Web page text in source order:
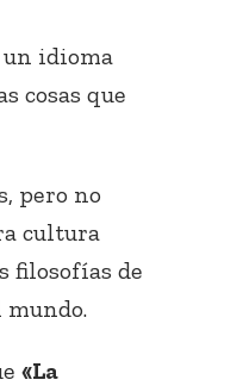
idioma
cosas que
pero no
cultura
filosofías de
«La